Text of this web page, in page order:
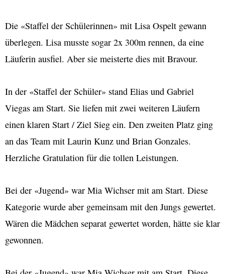
Die «Staffel der Schülerinnen» mit Lisa Ospelt gewann
überlegen. Lisa musste sogar 2x 300m rennen, da eine
Läuferin ausfiel. Aber sie meisterte dies mit Bravour.
In der «Staffel der Schüler» stand Elias und Gabriel
Viegas am Start. Sie liefen mit zwei weiteren Läufern
einen klaren Start / Ziel Sieg ein. Den zweiten Platz ging
an das Team mit Laurin Kunz und Brian Gonzales.
Herzliche Gratulation für die tollen Leistungen.
Bei der «Jugend» war Mia Wichser mit am Start. Diese
Kategorie wurde aber gemeinsam mit den Jungs gewertet.
Wären die Mädchen separat gewertet worden, hätte sie klar
gewonnen.